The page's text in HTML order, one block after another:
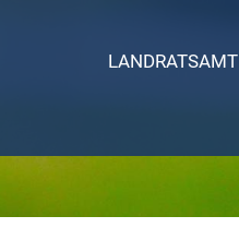
LANDRATSAMT